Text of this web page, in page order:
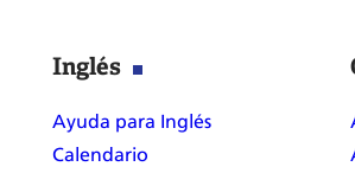
Inglés
Ayuda para Inglés
Calendario